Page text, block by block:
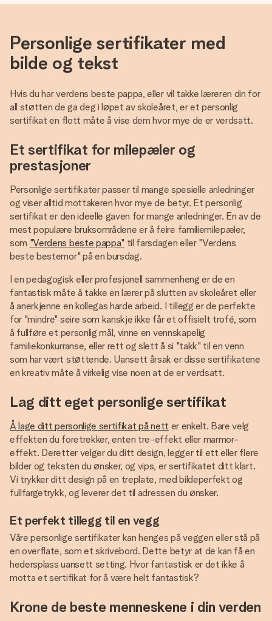
Personlige sertifikater med
bilde og tekst
Hvis du har verdens beste pappa, eller vil takke læreren din for
all støtten de ga deg i løpet av skoleåret, er et personlig
sertifikat en flott måte å vise dem hvor mye de er verdsatt.
Et sertifikat for milepæler og
prestasjoner
Personlige sertifikater passer til mange spesielle anledninger
og viser alltid mottakeren hvor mye de betyr. Et personlig
sertifikat er den ideelle gaven for mange anledninger. En av de
mest populære bruksområdene er å feire familiemilepæler,
som "Verdens beste pappa" til farsdagen eller "Verdens
beste bestemor" på en bursdag.
I en pedagogisk eller profesjonell sammenheng er de en
fantastisk måte å takke en lærer på slutten av skoleåret eller
å anerkjenne en kollegas harde arbeid. I tillegg er de perfekte
for "mindre" seire som kanskje ikke får et offisielt trofé, som
å fullføre et personlig mål, vinne en vennskapelig
familiekonkurranse, eller rett og slett å si "takk" til en venn
som har vært støttende. Uansett årsak er disse sertifikatene
en kreativ måte å virkelig vise noen at de er verdsatt.
Lag ditt eget personlige sertifikat
Å lage ditt personlige sertifikat på nett er enkelt. Bare velg
effekten du foretrekker, enten tre-effekt eller marmor-
effekt. Deretter velger du ditt design, legger til ett eller flere
bilder og teksten du ønsker, og vips, er sertifikatet ditt klart.
Vi trykker ditt design på en treplate, med bildeperfekt og
fullfargetrykk, og leverer det til adressen du ønsker.
Et perfekt tillegg til en vegg
Våre personlige sertifikater kan henges på veggen eller stå på
en overflate, som et skrivebord. Dette betyr at de kan få en
hedersplass uansett setting. Hvor fantastisk er det ikke å
motta et sertifikat for å være helt fantastisk?
Krone de beste menneskene i din verden